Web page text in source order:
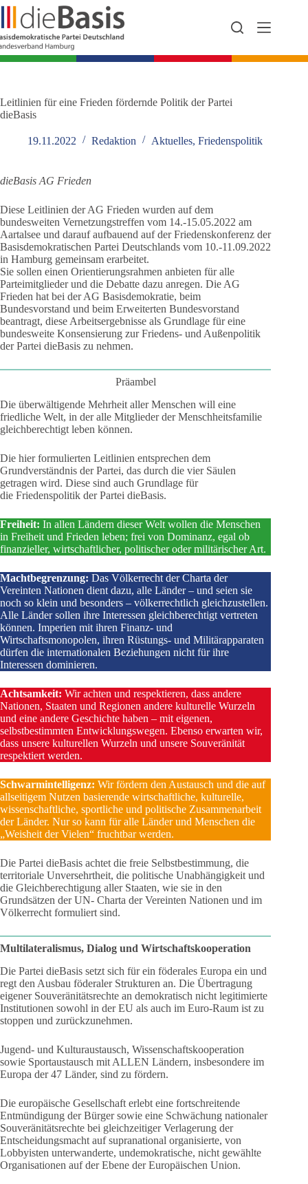
Zum
Inhalt
springen
Leitlinien für eine Frieden fördernde Politik der Partei
dieBasis
19.11.2022 Redaktion Aktuelles, Friedenspolitik
dieBasis AG Frieden
Diese Leitlinien der AG Frieden wurden auf dem
bundesweiten Vernetzungstreffen vom 14.-15.05.2022 am
Aartalsee und darauf aufbauend auf der Friedenskonferenz der
Basisdemokratischen Partei Deutschlands vom 10.-11.09.2022
in Hamburg gemeinsam erarbeitet.
Sie sollen einen Orientierungsrahmen anbieten für alle
Parteimitglieder und die Debatte dazu anregen. Die AG
Frieden hat bei der AG Basisdemokratie, beim
Bundesvorstand und beim Erweiterten Bundesvorstand
beantragt, diese Arbeitsergebnisse als Grundlage für eine
bundesweite Konsensierung zur Friedens- und Außenpolitik
der Partei dieBasis zu nehmen.
Präambel
Die überwältigende Mehrheit aller Menschen will eine
friedliche Welt, in der alle Mitglieder der Menschheitsfamilie
gleichberechtigt leben können.
Die hier formulierten Leitlinien entsprechen dem
Grundverständnis der Partei, das durch die vier Säulen
getragen wird. Diese sind auch Grundlage für
die Friedenspolitik der Partei dieBasis.
Freiheit: In allen Ländern dieser Welt wollen die Menschen
in Freiheit und Frieden leben; frei von Dominanz, egal ob
finanzieller, wirtschaftlicher, politischer oder militärischer Art.
Machtbegrenzung: Das Völkerrecht der Charta der
Vereinten Nationen dient dazu, alle Länder – und seien sie
noch so klein und besonders – völkerrechtlich gleichzustellen.
Alle Länder sollen ihre Interessen gleichberechtigt vertreten
können. Imperien mit ihren Finanz- und
Wirtschaftsmonopolen, ihren Rüstungs- und Militärapparaten
dürfen die internationalen Beziehungen nicht für ihre
Interessen dominieren.
Achtsamkeit: Wir achten und respektieren, dass andere
Nationen, Staaten und Regionen andere kulturelle Wurzeln
und eine andere Geschichte haben – mit eigenen,
selbstbestimmten Entwicklungswegen. Ebenso erwarten wir,
dass unsere kulturellen Wurzeln und unsere Souveränität
respektiert werden.
Schwarmintelligenz: Wir fördern den Austausch und die auf
allseitigem Nutzen basierende wirtschaftliche, kulturelle,
wissenschaftliche, sportliche und politische Zusammenarbeit
der Länder. Nur so kann für alle Länder und Menschen die
„Weisheit der Vielen“ fruchtbar werden.
Die Partei dieBasis achtet die freie Selbstbestimmung, die
territoriale Unversehrtheit, die politische Unabhängigkeit und
die Gleichberechtigung aller Staaten, wie sie in den
Grundsätzen der UN- Charta der Vereinten Nationen und im
Völkerrecht formuliert sind.
Multilateralismus, Dialog und Wirtschaftskooperation
Die Partei dieBasis setzt sich für ein föderales Europa ein und
regt den Ausbau föderaler Strukturen an. Die Übertragung
eigener Souveränitätsrechte an demokratisch nicht legitimierte
Institutionen sowohl in der EU als auch im Euro-Raum ist zu
stoppen und zurückzunehmen.
Jugend- und Kulturaustausch, Wissenschaftskooperation
sowie Sportaustausch mit ALLEN Ländern, insbesondere im
Europa der 47 Länder, sind zu fördern.
Die europäische Gesellschaft erlebt eine fortschreitende
Entmündigung der Bürger sowie eine Schwächung nationaler
Souveränitätsrechte bei gleichzeitiger Verlagerung der
Entscheidungsmacht auf supranational organisierte, von
Lobbyisten unterwanderte, undemokratische, nicht gewählte
Organisationen auf der Ebene der Europäischen Union.